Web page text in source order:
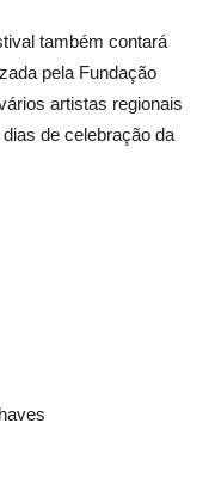
também contará
pela Fundação
artistas regionais
de celebração da